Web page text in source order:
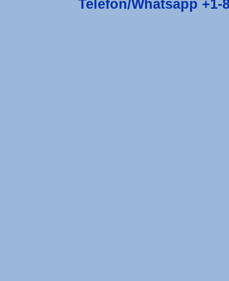
Telefon/Whatsapp +1-